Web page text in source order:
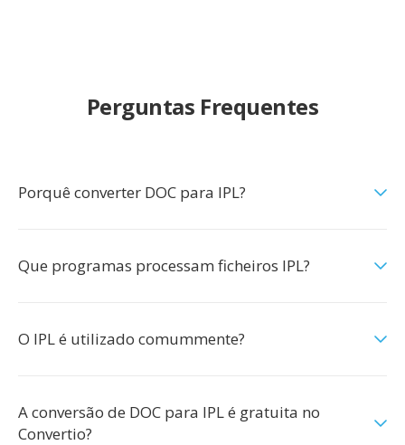
Perguntas Frequentes
Porquê converter DOC para IPL?
Que programas processam ficheiros IPL?
O IPL é utilizado comummente?
A conversão de DOC para IPL é gratuita no
Convertio?